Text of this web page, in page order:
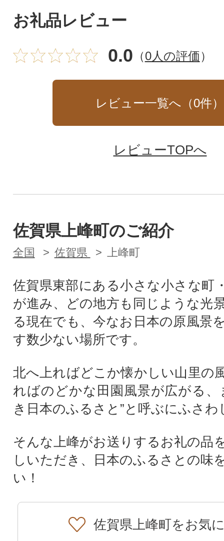
お礼品レビュー
0.0 （0人の評価）
レビュー一覧へ（0件）
レビューTOPへ
佐賀県上峰町のご紹介
全国 佐賀県 上峰町
佐賀県東部にある小さな小さな町
が進み、どの地方も同じような光
る現在でも、今なお日本の原風景
す数少ない場所です。
北へ上ればどこか懐かしい山里の
ればのどかな田園風景が広がる、
き日本のふるさと”と呼ぶにふさわ
そんな上峰がお送りするお礼の品
しいただき、日本のふるさとの味
い！
佐賀県上峰町をお気